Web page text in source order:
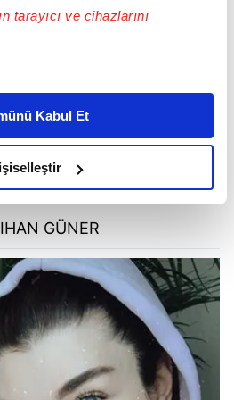
tarayıcı ve cihazlarını
halinde sizlere özel
yaşatabiliriz. Bunu yaparken
bir reklam deneyimi sunmak
içerikleri sunabilmek adına
ve bu noktada,
karşılamak noktasında tek gelir
hatırlatmak isteriz.
bu çerezlere izin vermedikleri
reklamlar
sunabilmek için İnternet
kişilere ait çerezler
Kabul Et
GÜNER